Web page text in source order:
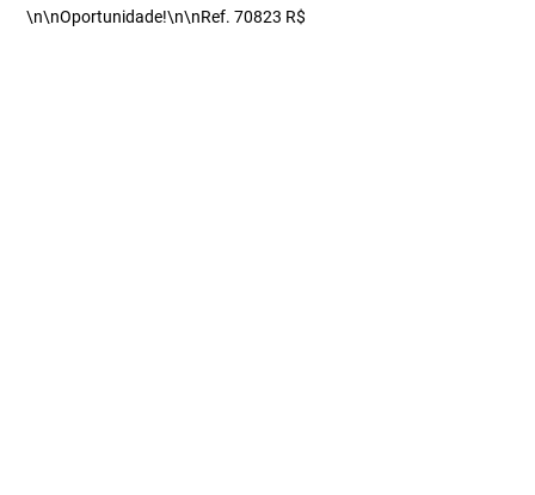
\n\nOportunidade!\n\nRef. 70823 R$